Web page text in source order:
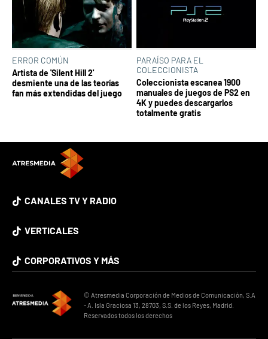
ERROR COMÚN
Artista de 'Silent Hill 2'
desmiente una de las teorías
fan más extendidas del juego
PARAÍSO PARA EL
COLECCIONISTA
Coleccionista escanea 1900
manuales de juegos de PS2 en
4K y puedes descargarlos
totalmente gratis
CANALES TV Y RADIO
VERTICALES
CORPORATIVOS Y MÁS
© Atresmedia Corporación de Medios de Comunicación, S.A
- A. Isla Graciosa 13, 28703, S.S. de los Reyes, Madrid.
Reservados todos los derechos